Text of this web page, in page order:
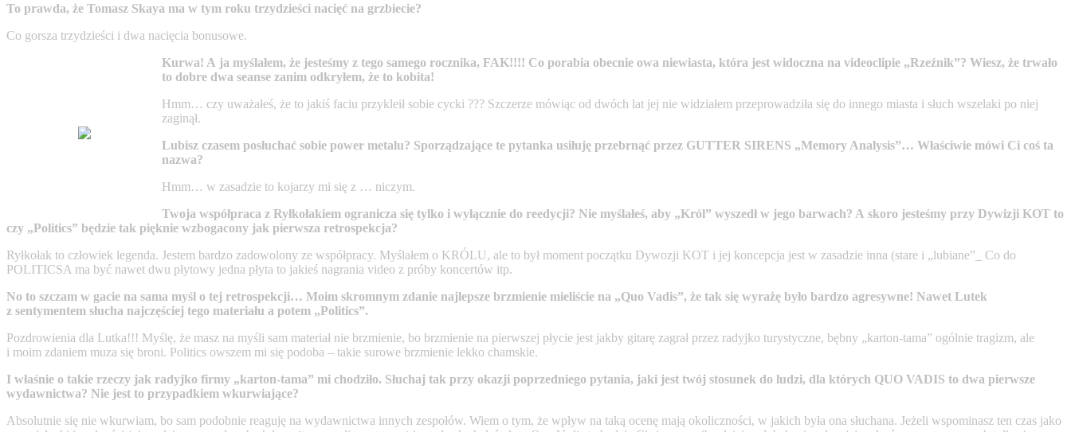
To prawda, że Tomasz Skaya ma w tym roku trzydzieści nacięć na grzbiecie?
Co gorsza trzydzieści i dwa nacięcia bonusowe.
Kurwa! A ja myślałem, że jesteśmy z tego samego rocznika, FAK!!!! Co porabia obecnie owa niewiasta, która jest widoczna na videoclipie „Rzeźnik”? Wiesz, że trwało
to dobre dwa seanse zanim odkryłem, że to kobita!
Hmm… czy uważałeś, że to jakiś faciu przykleił sobie cycki ??? Szczerze mówiąc od dwóch lat jej nie widziałem przeprowadziła się do innego miasta i słuch wszelaki po niej
zaginął.
Lubisz czasem posłuchać sobie power metalu? Sporządzające te pytanka usiłuję przebrnąć przez GUTTER SIRENS „Memory Analysis”… Właściwie mówi Ci coś ta
nazwa?
Hmm… w zasadzie to kojarzy mi się z … niczym.
Twoja współpraca z Ryłkołakiem ogranicza się tylko i wyłącznie do reedycji? Nie myślałeś, aby „Król” wyszedł w jego barwach? A skoro jesteśmy przy Dywizji KOT to
czy „Politics” będzie tak pięknie wzbogacony jak pierwsza retrospekcja?
Ryłkołak to człowiek legenda. Jestem bardzo zadowolony ze współpracy. Myślałem o KRÓLU, ale to był moment początku Dywozji KOT i jej koncepcja jest w zasadzie inna (stare i „lubiane”_ Co do
POLITICSA ma być nawet dwu płytowy jedna płyta to jakieś nagrania video z próby koncertów itp.
No to szczam w gacie na sama myśl o tej retrospekcji… Moim skromnym zdanie najlepsze brzmienie mieliście na „Quo Vadis”, że tak się wyrażę było bardzo agresywne! Nawet Lutek
z sentymentem słucha najczęściej tego materiału a potem „Politics”.
Pozdrowienia dla Lutka!!! Myślę, że masz na myśli sam materiał nie brzmienie, bo brzmienie na pierwszej płycie jest jakby gitarę zagrał przez radyjko turystyczne, bębny „karton-tama” ogólnie tragizm, ale
i moim zdaniem muza się broni. Politics owszem mi się podoba – takie surowe brzmienie lekko chamskie.
I właśnie o takie rzeczy jak radyjko firmy „karton-tama” mi chodziło. Słuchaj tak przy okazji poprzedniego pytania, jaki jest twój stosunek do ludzi, dla których QUO VADIS to dwa pierwsze
wydawnictwa? Nie jest to przypadkiem wkurwiające?
Absolutnie się nie wkurwiam, bo sam podobnie reaguję na wydawnictwa innych zespołów. Wiem o tym, że wpływ na taką ocenę mają okoliczności, w jakich była ona słuchana. Jeżeli wspominasz ten czas jako